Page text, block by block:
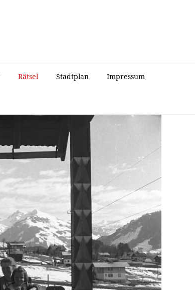
Rätsel Stadtplan Impressum